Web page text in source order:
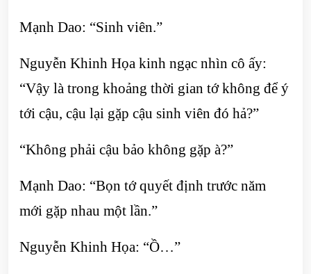
Mạnh Dao: “Sinh viên.”
Nguyễn Khinh Họa kinh ngạc nhìn cô ấy:
“Vậy là trong khoảng thời gian tớ không để ý
tới cậu, cậu lại gặp cậu sinh viên đó hả?”
“Không phải cậu bảo không gặp à?”
Mạnh Dao: “Bọn tớ quyết định trước năm
mới gặp nhau một lần.”
Nguyễn Khinh Họa: “Ồ…”